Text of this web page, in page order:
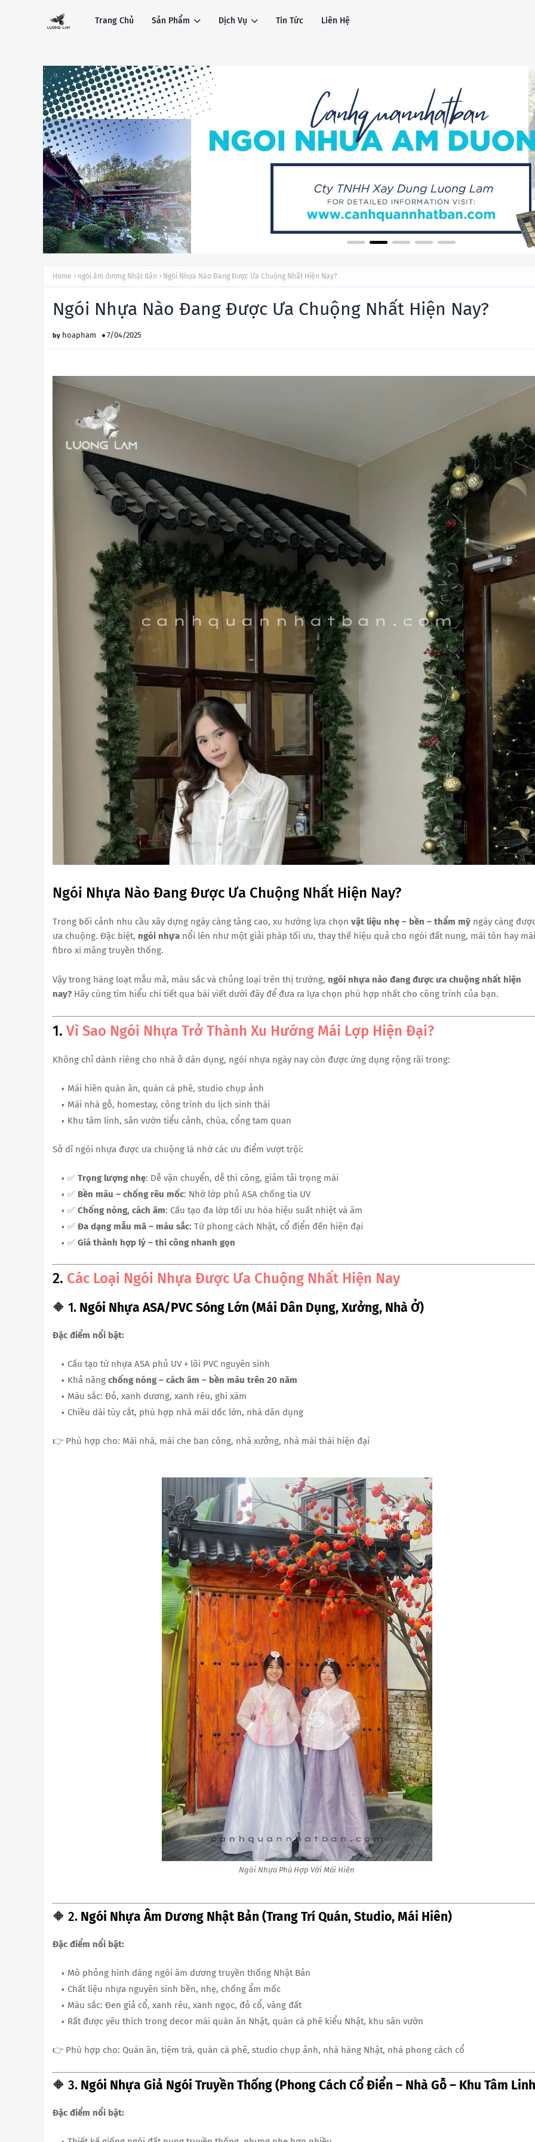
Trang Chủ Sản Phẩm Dịch Vụ Tin Tức Liên Hệ
Home ngói âm dương Nhật Bản Ngói Nhựa Nào Đang Được Ưa Chuộng Nhất Hiện Nay?
Ngói Nhựa Nào Đang Được Ưa Chuộng Nhất Hiện Nay?
hoapham 7/04/2025
Ngói Nhựa Nào Đang Được Ưa Chuộng Nhất Hiện Nay?
Trong bối cảnh nhu cầu xây dựng ngày càng tăng cao, xu hướng lựa chọn vật liệu nhẹ – bền – thẩm mỹ ngày càng
ưa chuộng. Đặc biệt, ngói nhựa nổi lên như một giải pháp tối ưu, thay thế hiệu quả cho ngói đất nung, mái tôn hay mái
fibro xi măng truyền thống.
Vậy trong hàng loạt mẫu mã, màu sắc và chủng loại trên thị trường, ngói nhựa nào đang được ưa chuộng nhất hiện
nay? Hãy cùng tìm hiểu chi tiết qua bài viết dưới đây để đưa ra lựa chọn phù hợp nhất cho công trình của bạn.
1. Vì Sao Ngói Nhựa Trở Thành Xu Hướng Mái Lợp Hiện Đại?
Không chỉ dành riêng cho nhà ở dân dụng, ngói nhựa ngày nay còn được ứng dụng rộng rãi trong:
Mái hiên quán ăn, quán cà phê, studio chụp ảnh
Mái nhà gỗ, homestay, công trình du lịch sinh thái
Khu tâm linh, sân vườn tiểu cảnh, chùa, cổng tam quan
Sở dĩ ngói nhựa được ưa chuộng là nhờ các ưu điểm vượt trội:
✅ Trọng lượng nhẹ: Dễ vận chuyển, dễ thi công, giảm tải trọng mái
✅ Bền màu – chống rêu mốc: Nhờ lớp phủ ASA chống tia UV
✅ Chống nóng, cách âm: Cấu tạo đa lớp tối ưu hóa hiệu suất nhiệt và âm
✅ Đa dạng mẫu mã – màu sắc: Từ phong cách Nhật, cổ điển đến hiện đại
✅ Giá thành hợp lý – thi công nhanh gọn
2. Các Loại Ngói Nhựa Được Ưa Chuộng Nhất Hiện Nay
🔶 1. Ngói Nhựa ASA/PVC Sóng Lớn (Mái Dân Dụng, Xưởng, Nhà Ở)
Đặc điểm nổi bật:
Cấu tạo từ nhựa ASA phủ UV + lõi PVC nguyên sinh
Khả năng chống nóng – cách âm – bền màu trên 20 năm
Màu sắc: Đỏ, xanh dương, xanh rêu, ghi xám
Chiều dài tùy cắt, phù hợp nhà mái dốc lớn, nhà dân dụng
👉 Phù hợp cho: Mái nhà, mái che ban công, nhà xưởng, nhà mái thái hiện đại
Ngói Nhựa Phù Hợp Với Mái Hiên
🔶 2. Ngói Nhựa Âm Dương Nhật Bản (Trang Trí Quán, Studio, Mái Hiên)
Đặc điểm nổi bật:
Mô phỏng hình dáng ngói âm dương truyền thống Nhật Bản
Chất liệu nhựa nguyên sinh bền, nhẹ, chống ẩm mốc
Màu sắc: Đen giả cổ, xanh rêu, xanh ngọc, đỏ cổ, vàng đất
Rất được yêu thích trong decor mái quán ăn Nhật, quán cà phê kiểu Nhật, khu sân vườn
👉 Phù hợp cho: Quán ăn, tiệm trà, quán cà phê, studio chụp ảnh, nhà hàng Nhật, nhà phong cách cổ
🔶 3. Ngói Nhựa Giả Ngói Truyền Thống (Phong Cách Cổ Điển – Nhà Gỗ – Khu Tâm
Đặc điểm nổi bật: